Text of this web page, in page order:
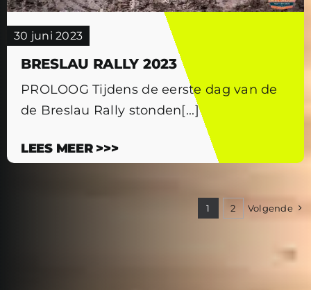
30 juni 2023
BRESLAU RALLY 2023
PROLOOG Tijdens de eerste dag van de
de Breslau Rally stonden[...]
LEES MEER >>>
1 2 Volgende